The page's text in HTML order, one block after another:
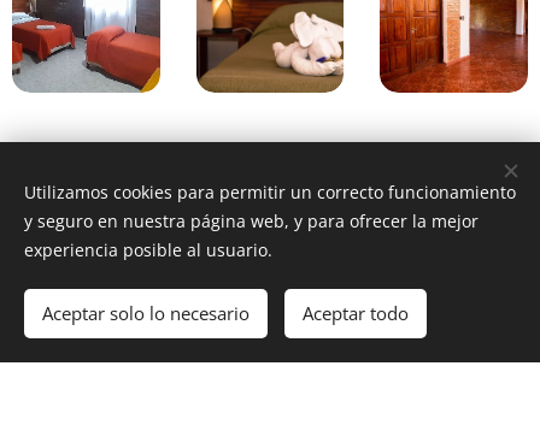
Imágenes proporcionadas porPexels
Creado conWebnode Cookies
¡Crea tu página web gratis! Comenzar
Utilizamos cookies para permitir un correcto funcionamiento
y seguro en nuestra página web, y para ofrecer la mejor
experiencia posible al usuario.
Aceptar solo lo necesario Aceptar todo